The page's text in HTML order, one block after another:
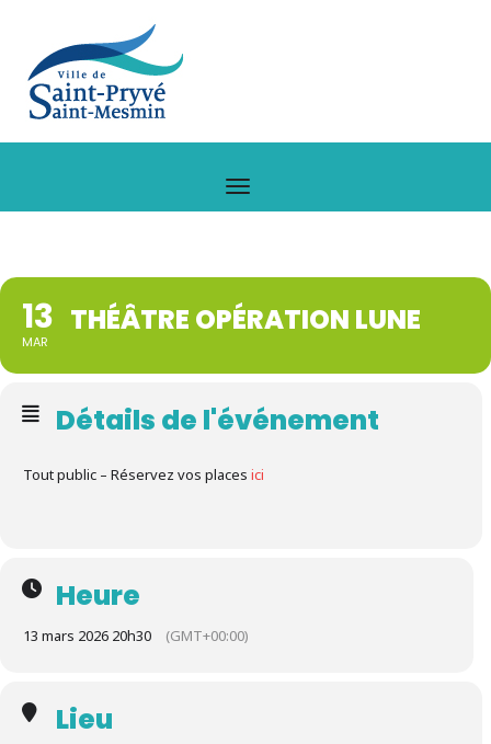
13
MAR
THÉÂTRE OPÉRATION LUNE
Détails de l'événement
Tout public – Réservez vos places ici
Heure
13 mars 2026 20h30 (GMT+00:00)
Lieu